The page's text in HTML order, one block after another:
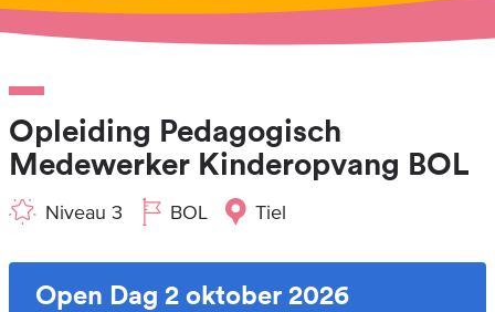
Opleiding Pedagogisch
Medewerker Kinderopvang BOL
Niveau 3 BOL Tiel
Open Dag 2 oktober 2026